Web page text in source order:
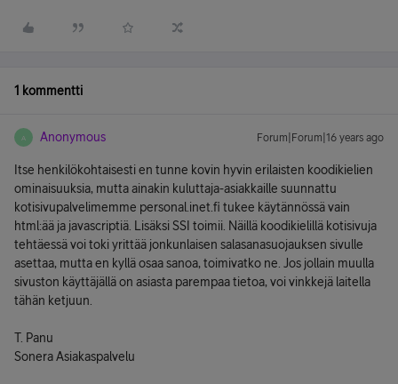
1 kommentti
A Anonymous Forum|Forum|16 years ago
Itse henkilökohtaisesti en tunne kovin hyvin erilaisten koodikielien
ominaisuuksia, mutta ainakin kuluttaja-asiakkaille suunnattu
kotisivupalvelimemme personal.inet.fi tukee käytännössä vain
html:ää ja javascriptiä. Lisäksi SSI toimii. Näillä koodikielillä kotisivuja
tehtäessä voi toki yrittää jonkunlaisen salasanasuojauksen sivulle
asettaa, mutta en kyllä osaa sanoa, toimivatko ne. Jos jollain muulla
sivuston käyttäjällä on asiasta parempaa tietoa, voi vinkkejä laitella
tähän ketjuun.
T. Panu
Sonera Asiakaspalvelu